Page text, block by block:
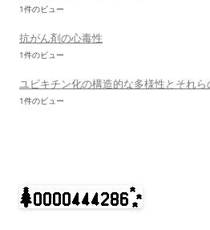
1件のビュー
抗がん剤の心毒性
1件のビュー
ユビキチン化の構造的な多様性とそれ
1件のビュー